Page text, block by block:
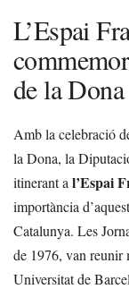
L’Espai
de la Dona
Amb la celebració
la Dona, la
itinerant a l’Espai
importància
Catalunya. Les
de 1976, van reunir
Universitat de